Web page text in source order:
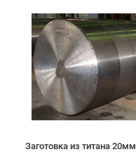
Заготовка из титана 20мм